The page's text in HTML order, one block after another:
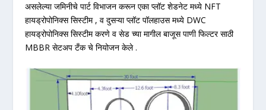
असलेल्या जमिनीचे पार्ट विभाजन करून एका प्लॉट शेडनेट मध्ये NFT
हायड्रोपोनिक्स सिस्टीम , व दुसऱ्या प्लॉट पॉलहाउस मध्ये DWC
हायड्रोपोनिक्स सिस्टीम करणे व सेड च्या मागील बाजूस पाणी फिल्टर साठी
MBBR सेटअप टँक चे नियोजन केले .